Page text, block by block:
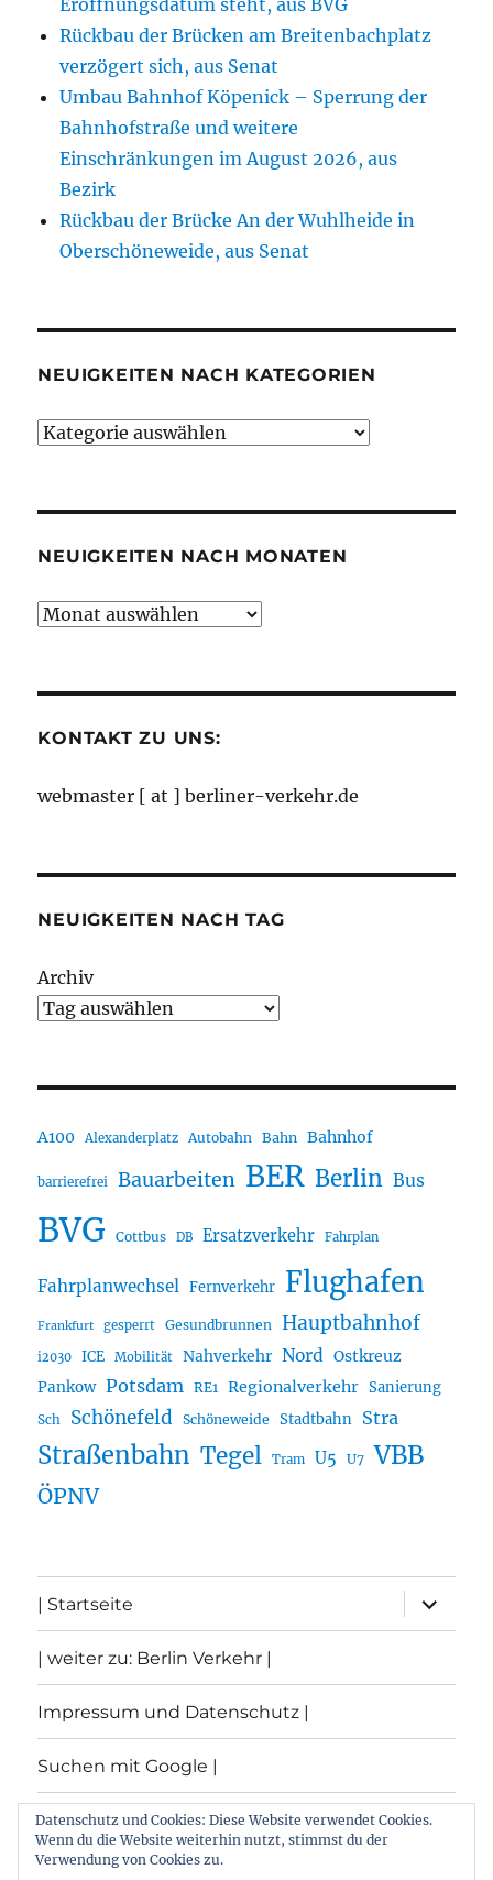
Eröffnungsdatum steht, aus BVG
Rückbau der Brücken am Breitenbachplatz
verzögert sich, aus Senat
Umbau Bahnhof Köpenick – Sperrung der
Bahnhofstraße und weitere
Einschränkungen im August 2026, aus
Bezirk
Rückbau der Brücke An der Wuhlheide in
Oberschöneweide, aus Senat
NEUIGKEITEN NACH KATEGORIEN
Neuigkeiten
NEUIGKEITEN NACH MONATEN
Neuigkeiten
KONTAKT ZU UNS:
webmaster [ at ] berliner-verkehr.de
NEUIGKEITEN NACH TAG
Archiv
A100 Alexanderplatz Autobahn Bahn Bahnhof
barrierefrei Bauarbeiten BER Berlin Bus
BVG Cottbus DB Ersatzverkehr Fahrplan
Fahrplanwechsel Fernverkehr Flughafen
Frankfurt gesperrt Gesundbrunnen Hauptbahnhof
i2030 ICE Mobilität Nahverkehr Nord Ostkreuz
Pankow Potsdam RE1 Regionalverkehr Sanierung
Sch Schönefeld Schöneweide Stadtbahn Stra
Straßenbahn Tegel Tram U5 U7 VBB
ÖPNV
| Startseite
öffnen
| weiter zu: Berlin Verkehr |
Impressum und Datenschutz |
Suchen mit Google |
Themen
Datenschutz und Cookies: Diese Website verwendet Cookies.
Wenn du die Website weiterhin nutzt, stimmst du der
Verwendung von Cookies zu.